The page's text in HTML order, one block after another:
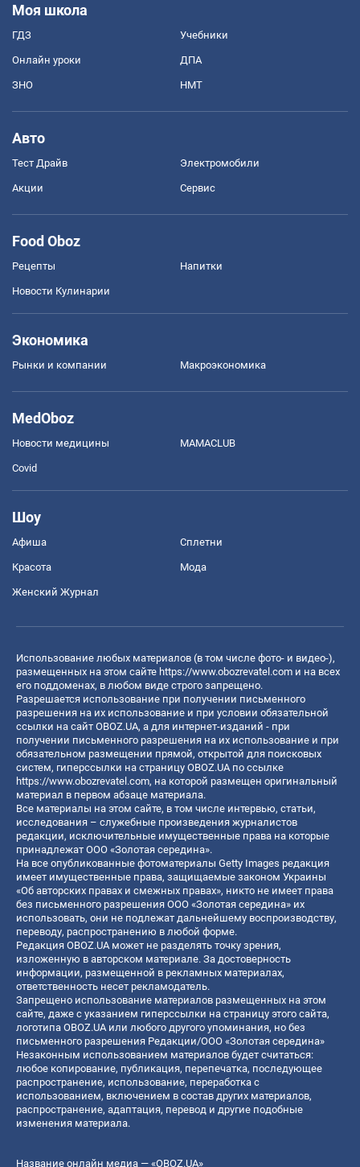
Моя школа
ГДЗ Учебники
Онлайн уроки ДПА
ЗНО НМТ
Авто
Тест Драйв Электромобили
Акции Сервис
Food Oboz
Рецепты Напитки
Новости Кулинарии
Экономика
Рынки и компании Mакроэкономика
MedOboz
Новости медицины MAMACLUB
Covid
Шоу
Афиша Сплетни
Красота Мода
Женский Журнал
Использование любых материалов (в том числе фото- и видео-),
размещенных на этом сайте https://www.obozrevatel.com и на всех
его поддоменах, в любом виде строго запрещено.
Разрешается использование при получении письменного
разрешения на их использование и при условии обязательной
ссылки на сайт OBOZ.UA, а для интернет-изданий - при
получении письменного разрешения на их использование и при
обязательном размещении прямой, открытой для поисковых
систем, гиперссылки на страницу OBOZ.UA по ссылке
https://www.obozrevatel.com, на которой размещен оригинальный
материал в первом абзаце материала.
Все материалы на этом сайте, в том числе интервью, статьи,
исследования – служебные произведения журналистов
редакции, исключительные имущественные права на которые
принадлежат ООО «Золотая середина».
На все опубликованные фотоматериалы Getty Images редакция
имеет имущественные права, защищаемые законом Украины
«Об авторских правах и смежных правах», никто не имеет права
без письменного разрешения ООО «Золотая середина» их
использовать, они не подлежат дальнейшему воспроизводству,
переводу, распространению в любой форме.
Редакция OBOZ.UA может не разделять точку зрения,
изложенную в авторском материале. За достоверность
информации, размещенной в рекламных материалах,
ответственность несет рекламодатель.
Запрещено использование материалов размещенных на этом
сайте, даже с указанием гиперссылки на страницу этого сайта,
логотипа OBOZ.UA или любого другого упоминания, но без
письменного разрешения Редакции/ООО «Золотая середина»
Незаконным использованием материалов будет считаться:
любое копирование, публикация, перепечатка, последующее
распространение, использование, переработка с
использованием, включением в состав других материалов,
распространение, адаптация, перевод и другие подобные
изменения материала.
Название онлайн медиа — «OBOZ.UA»